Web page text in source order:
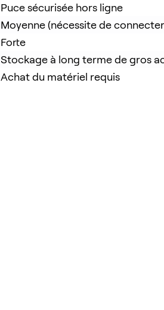
Puce sécurisée hors ligne
Moyenne (nécessite de
Forte
Stockage à long terme de gros
Achat du matériel requis